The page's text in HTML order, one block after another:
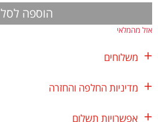
הוספה לסל
אזל מהמלאי
משלוחים
מדיניות החלפה והחזרה
אפשרויות תשלום